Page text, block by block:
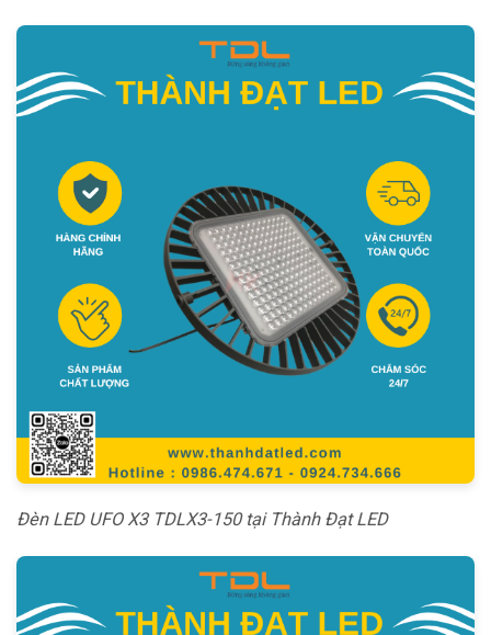
Đèn LED UFO X3 TDLX3-150 tại Thành Đạt LED